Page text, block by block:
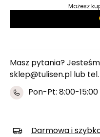
Możesz
Masz pytania?
sklep@tulisen.pl lub tel.
Pon-Pt: 8:00-15:00
Darmowa i